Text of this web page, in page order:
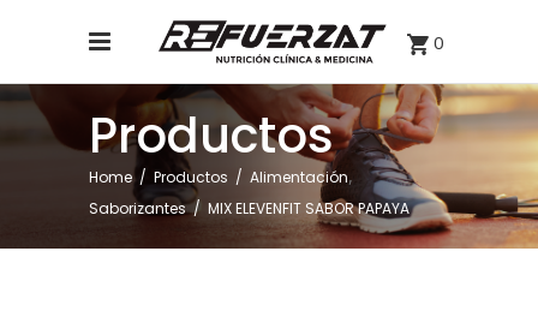
0
Productos
Home / Productos / Alimentación,
Saborizantes/ MIX ELEVENFIT SABOR PAPAYA